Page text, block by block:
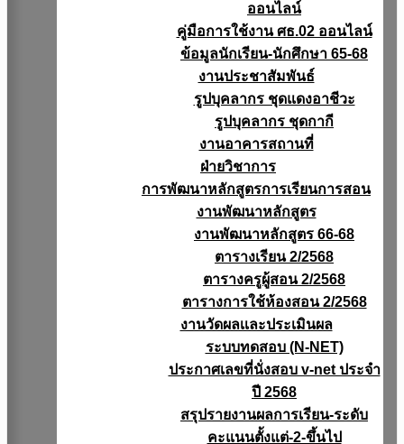
ออนไลน์
คู่มือการใช้งาน ศธ.02 ออนไลน์
ข้อมูลนักเรียน-นักศึกษา 65-68
งานประชาสัมพันธ์
รูปบุคลากร ชุดแดงอาชีวะ
รูปบุคลากร ชุดกากี
งานอาคารสถานที่
ฝ่ายวิชาการ
การพัฒนาหลักสูตรการเรียนการสอน
งานพัฒนาหลักสูตร
งานพัฒนาหลักสูตร 66-68
ตารางเรียน 2/2568
ตารางครูผู้สอน 2/2568
ตารางการใช้ห้องสอน 2/2568
งานวัดผลเเละประเมินผล
ระบบทดสอบ (N-NET)
ประกาศเลขที่นั่งสอบ v-net ประจำ
ปี 2568
สรุปรายงานผลการเรียน-ระดับ
คะแนนตั้งแต่-2-ขึ้นไป